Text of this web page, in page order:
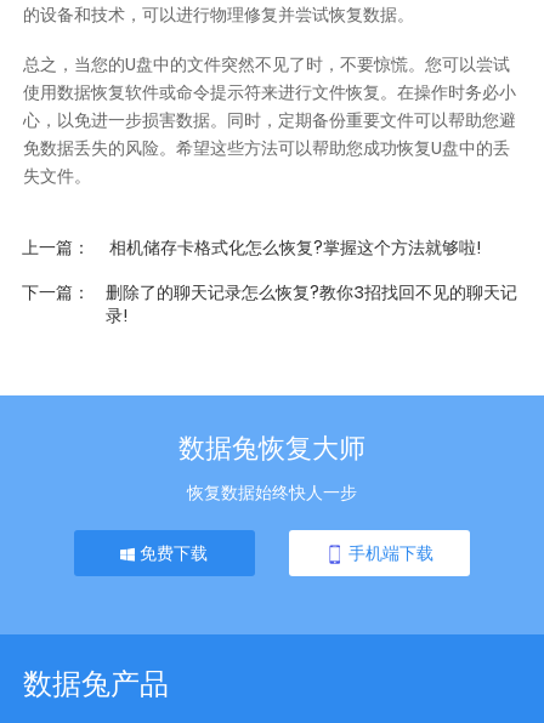
的设备和技术，可以进行物理修复并尝试恢复数据。
总之，当您的U盘中的文件突然不见了时，不要惊慌。您可以尝试
使用数据恢复软件或命令提示符来进行文件恢复。在操作时务必小
心，以免进一步损害数据。同时，定期备份重要文件可以帮助您避
免数据丢失的风险。希望这些方法可以帮助您成功恢复U盘中的丢
失文件。
上一篇
相机储存卡格式化怎么恢复?掌握这个方法就够啦!
下一篇
删除了的聊天记录怎么恢复?教你3招找回不见的聊天记
录!
数据兔恢复大师
恢复数据始终快人一步
免费下载 手机端下载
数据兔产品